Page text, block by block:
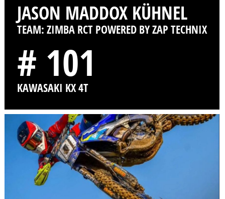
JASON MADDOX KÜHNEL
TEAM: ZIMBA RCT POWERED BY ZAP TECHNIX
# 101
KAWASAKI KX 4T